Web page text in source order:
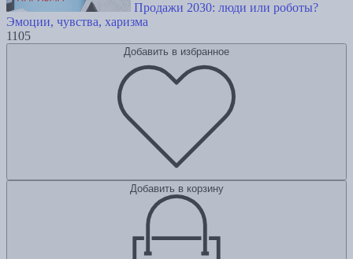
Продажи 2030: люди или роботы?
Эмоции, чувства, харизма
1105
Добавить в избранное
Добавить в корзину